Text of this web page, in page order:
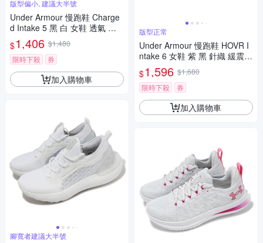
版型偏小, 建議大半號
Under Armour 慢跑鞋 Charge
d Intake 5 黑 白 女鞋 透氣 緩
震 運動鞋 UA 3023564001
$1,406 $1,480
限時下殺
券
加入購物車
腳寬者建議大半號
版型正常
Under Armour 慢跑鞋 HOVR I
ntake 6 女鞋 紫 黑 針織 緩震
運動鞋 UA 3026141102
$1,596 $1,680
限時下殺
券
加入購物車